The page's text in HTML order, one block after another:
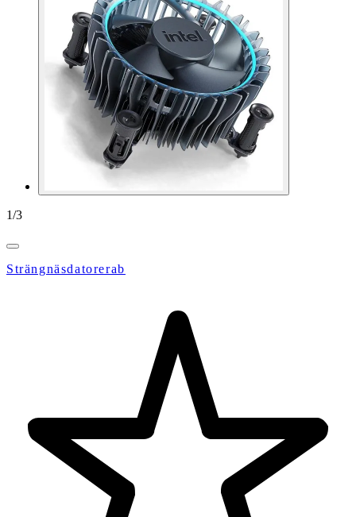
1/3
Strängnäsdatorerab